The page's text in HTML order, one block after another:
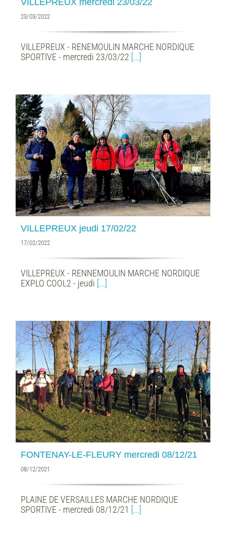
VILLEPREUX mercredi 23/03/22
23/03/2022
VILLEPREUX - RENEMOULIN MARCHE NORDIQUE
SPORTIVE - mercredi 23/03/22 [...]
VILLEPREUX jeudi 17/02/22
17/02/2022
VILLEPREUX - RENNEMOULIN MARCHE NORDIQUE
EXPLO COOL2 - jeudi [...]
FONTENAY-LE-FLEURY mercredi 08/12/21
08/12/2021
PLAINE DE VERSAILLES MARCHE NORDIQUE
SPORTIVE - mercredi 08/12/21 [...]